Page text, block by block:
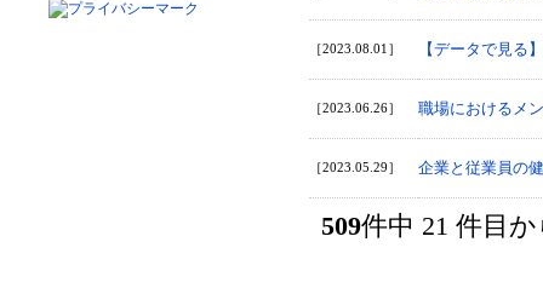
［2023.08.01］ 【データで見る
［2023.06.26］ 職場におけるメ
［2023.05.29］ 企業と従業員の
509件中 21 件目